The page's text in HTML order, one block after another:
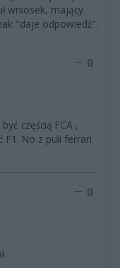
wniosek, mający
"daje odpowiedź".
0
częścią FCA ,
F1. No z puli ferrari
0